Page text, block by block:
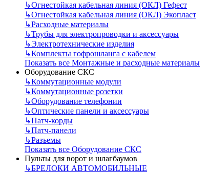
↳Огнестойкая кабельная линия (ОКЛ) Гефест
↳Огнестойкая кабельная линия (ОКЛ) Экопласт
↳Расходные материалы
↳Трубы для электропроводки и аксессуары
↳Электротехнические изделия
↳Комплекты гофрошланга с кабелем
Показать все Монтажные и расходные материалы
Оборудование СКС
↳Коммутационные модули
↳Коммутационные розетки
↳Оборудование телефонии
↳Оптические панели и аксессуары
↳Патч-корды
↳Патч-панели
↳Разъемы
Показать все Оборудование СКС
Пульты для ворот и шлагбаумов
↳БРЕЛОКИ АВТОМОБИЛЬНЫЕ